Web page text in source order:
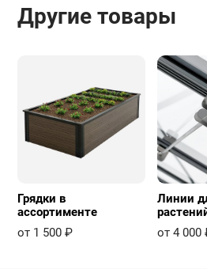
Другие товары
Грядки в
ассортименте
от 1 500 ₽
Линии
от 4 000